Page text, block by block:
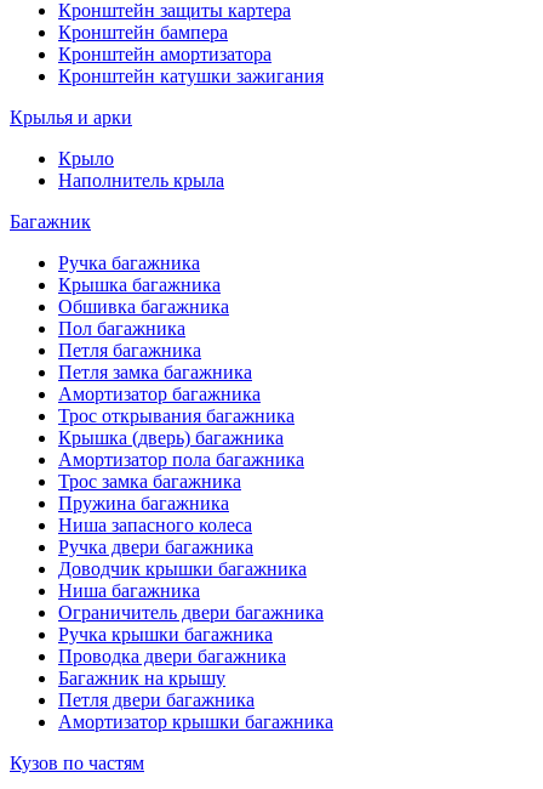
Кронштейн защиты картера
Кронштейн бампера
Кронштейн амортизатора
Кронштейн катушки зажигания
Крылья и арки
Крыло
Наполнитель крыла
Багажник
Ручка багажника
Крышка багажника
Обшивка багажника
Пол багажника
Петля багажника
Петля замка багажника
Амортизатор багажника
Трос открывания багажника
Крышка (дверь) багажника
Амортизатор пола багажника
Трос замка багажника
Пружина багажника
Ниша запасного колеса
Ручка двери багажника
Доводчик крышки багажника
Ниша багажника
Ограничитель двери багажника
Ручка крышки багажника
Проводка двери багажника
Багажник на крышу
Петля двери багажника
Амортизатор крышки багажника
Кузов по частям